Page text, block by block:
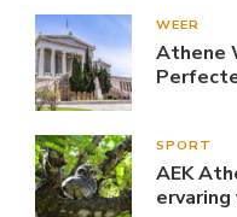
WEER
Athene
SPORT
AEK